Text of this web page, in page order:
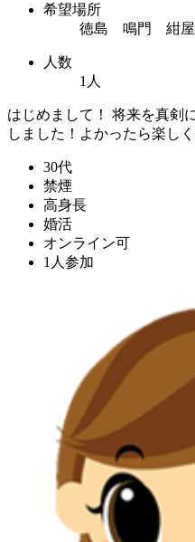
希望場所
徳島 鳴門 紺屋
人数
1人
はじめまして！ 将来を真剣
しました！よかったら楽し
30代
禁煙
高身長
婚活
オンライン可
1人参加